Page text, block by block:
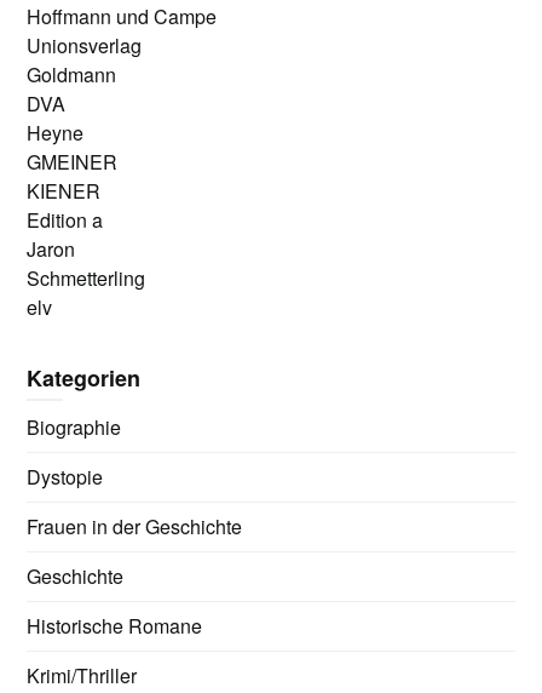
Hoffmann und Campe
Unionsverlag
Goldmann
DVA
Heyne
GMEINER
KIENER
Edition a
Jaron
Schmetterling
elv
Kategorien
Biographie
Dystopie
Frauen in der Geschichte
Geschichte
Historische Romane
Krimi/Thriller